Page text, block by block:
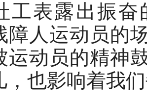
工表露出振
障人运动员的
运动员的精神
，也影响着我